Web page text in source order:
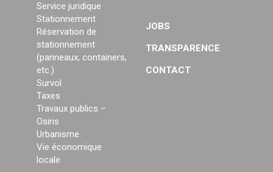
Service juridique
Stationnement
Réservation de
stationnement
(panneaux, containers,
etc.)
Survol
Taxes
Travaux publics –
Osiris
Urbanisme
Vie économique
locale
JOBS
TRANSPARENCE
CONTACT